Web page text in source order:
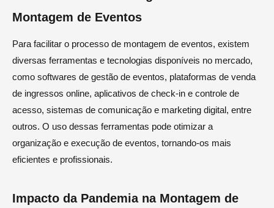
Montagem de Eventos
Para facilitar o processo de montagem de eventos, existem
diversas ferramentas e tecnologias disponíveis no mercado,
como softwares de gestão de eventos, plataformas de venda
de ingressos online, aplicativos de check-in e controle de
acesso, sistemas de comunicação e marketing digital, entre
outros. O uso dessas ferramentas pode otimizar a
organização e execução de eventos, tornando-os mais
eficientes e profissionais.
Impacto da Pandemia na Montagem de